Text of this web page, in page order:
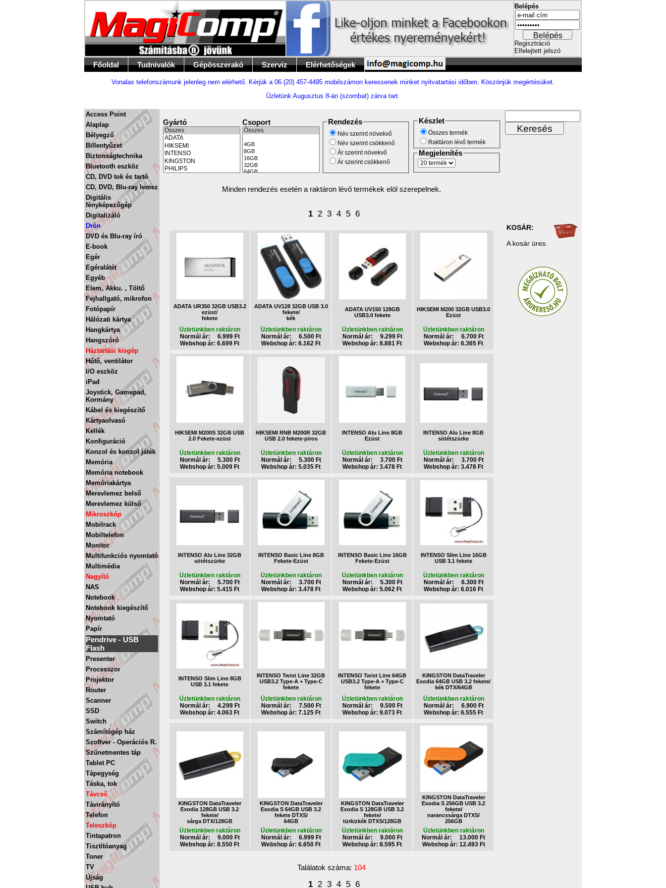
Belépés
Regisztráció
Elfelejtett jelszó
Főoldal Tudnivalók Gépösszerakó Szerviz Elérhetőségek
Vonalas telefonszámunk jelenleg nem elérhető. Kérjük a 06 (20) 457-4495 mobilszámon keressenek minket nyitvatartási időben. Köszönjük megértésüket.
Üzletünk Augusztus 8-án (szombat) zárva tart.
Access Point
Alaplap
Bélyegző
Billentyűzet
Biztonságtechnika
Bluetooth eszköz
CD, DVD tok és tartó
CD, DVD, Blu-ray lemez
Digitális
fényképezőgép
Digitalizáló
Drón
DVD és Blu-ray író
E-book
Egér
Egéralátét
Egyéb
Elem, Akku. , Töltő
Fejhallgató, mikrofon
Fotópapír
Hálózati kártya
Hangkártya
Hangszóró
Háztartási kisgép
Hűtő, ventilátor
I/O eszköz
iPad
Joystick, Gamepad,
Kormány
Kábel és kiegészítő
Kártyaolvasó
Kellék
Konfiguráció
Konzol és konzol játék
Memória
Memória notebook
Memóriakártya
Merevlemez belső
Merevlemez külső
Mikroszkóp
Mobilrack
Mobiltelefon
Monitor
Multifunkciós nyomtató
Multimédia
Nagyító
NAS
Notebook
Notebook kiegészítő
Nyomtató
Papír
Pendrive - USB
Flash
Presenter
Processzor
Projektor
Router
Scanner
SSD
Switch
Számítógép ház
Szoftver - Operációs R.
Szünetmentes táp
Tablet PC
Tápegység
Táska, tok
Távcső
Távirányító
Telefon
Teleszkóp
Tintapatron
Tisztítóanyag
Toner
TV
Újság
Gyártó Csoport Rendezés
Név szerint növekvő
Név szerint csökkenő
Ár szerint növekvő
Ár szerint csökkenő
Készlet
Összes termék
Raktáron lévő termék
Megjelenítés
Minden rendezés esetén a raktáron lévő termékek elöl szerepelnek.
1 2 3 4 5 6
ADATA UR350 32GB USB3.2
ezüst/
fekete
Üzletünkben raktáron
Normál ár: 6.999 Ft
Webshop ár: 6.699 Ft
ADATA UV128 32GB USB 3.0
fekete/
kék
Üzletünkben raktáron
Normál ár: 6.500 Ft
Webshop ár: 6.162 Ft
ADATA UV150 128GB
USB3.0 fekete
Üzletünkben raktáron
Normál ár: 9.299 Ft
Webshop ár: 8.881 Ft
HIKSEMI M200 32GB USB3.0
Ezüst
Üzletünkben raktáron
Normál ár: 6.700 Ft
Webshop ár: 6.365 Ft
HIKSEMI M200S 32GB USB
2.0 Fekete-ezüst
Üzletünkben raktáron
Normál ár: 5.300 Ft
Webshop ár: 5.009 Ft
HIKSEMI RNB M200R 32GB
USB 2.0 fekete-piros
Üzletünkben raktáron
Normál ár: 5.300 Ft
Webshop ár: 5.035 Ft
INTENSO Alu Line 8GB
Ezüst
Üzletünkben raktáron
Normál ár: 3.700 Ft
Webshop ár: 3.478 Ft
INTENSO Alu Line 8GB
sötétszürke
Üzletünkben raktáron
Normál ár: 3.700 Ft
Webshop ár: 3.478 Ft
INTENSO Alu Line 32GB
sötétszürke
Üzletünkben raktáron
Normál ár: 5.700 Ft
Webshop ár: 5.415 Ft
INTENSO Basic Line 8GB
Fekete-Ezüst
Üzletünkben raktáron
Normál ár: 3.700 Ft
Webshop ár: 3.478 Ft
INTENSO Basic Line 16GB
Fekete-Ezüst
Üzletünkben raktáron
Normál ár: 5.300 Ft
Webshop ár: 5.062 Ft
INTENSO Slim Line 16GB
USB 3.1 fekete
Üzletünkben raktáron
Normál ár: 6.300 Ft
Webshop ár: 6.016 Ft
INTENSO Slim Line 8GB
USB 3.1 fekete
Üzletünkben raktáron
Normál ár: 4.299 Ft
Webshop ár: 4.063 Ft
INTENSO Twist Line 32GB
USB3.2 Type-A + Type-C
fekete
Üzletünkben raktáron
Normál ár: 7.500 Ft
Webshop ár: 7.125 Ft
INTENSO Twist Line 64GB
USB3.2 Type-A + Type-C
fekete
Üzletünkben raktáron
Normál ár: 9.500 Ft
Webshop ár: 9.073 Ft
KINGSTON DataTraveler
Exodia 64GB USB 3.2 fekete/
kék DTX/64GB
Üzletünkben raktáron
Normál ár: 6.900 Ft
Webshop ár: 6.555 Ft
KINGSTON DataTraveler
Exodia 128GB USB 3.2
fekete/
sárga DTX/128GB
Üzletünkben raktáron
Normál ár: 9.000 Ft
Webshop ár: 8.550 Ft
KINGSTON DataTraveler
Exodia S 64GB USB 3.2
fekete DTXS/
64GB
Üzletünkben raktáron
Normál ár: 6.999 Ft
Webshop ár: 6.650 Ft
KINGSTON DataTraveler
Exodia S 128GB USB 3.2
fekete/
türkizkék DTXS/128GB
Üzletünkben raktáron
Normál ár: 9.000 Ft
Webshop ár: 8.595 Ft
KINGSTON DataTraveler
Exodia S 256GB USB 3.2
fekete/
narancssárga DTXS/
256GB
Üzletünkben raktáron
Normál ár: 13.000 Ft
Webshop ár: 12.493 Ft
Találatok száma: 104
1 2 3 4 5 6
KOSÁR:
A kosár üres.